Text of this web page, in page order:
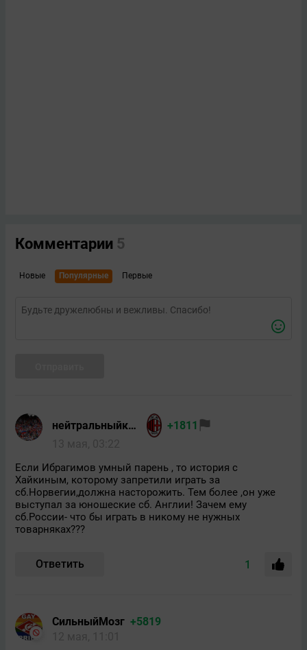
Комментарии 5
Новые Популярные Первые
нейтральныйкакникто
+1811
Если Ибрагимов умный парень , то история с
Хайкиным, которому запретили играть за
сб.Норвегии,должна насторожить. Тем более ,он уже
выступал за юношеские сб. Англии! Зачем ему
сб.России- что бы играть в никому не нужных
товарняках???
Ответить 1
СильныйМозг +5819